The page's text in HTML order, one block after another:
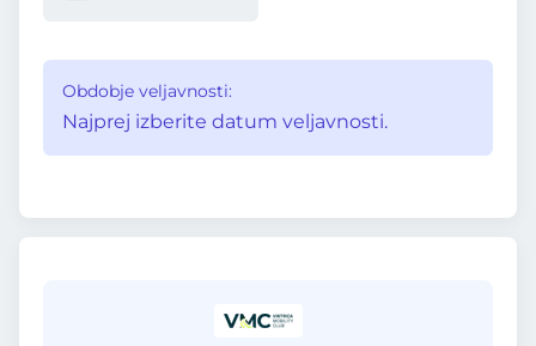
Obdobje veljavnosti:
Najprej izberite datum veljavnosti.